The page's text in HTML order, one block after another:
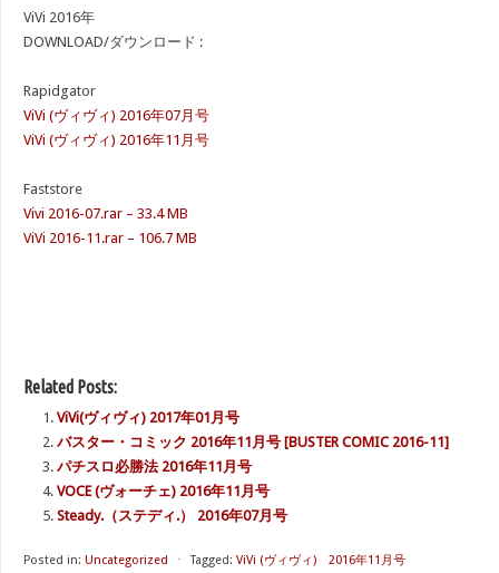
ViVi 2016年
DOWNLOAD/ダウンロード :
Rapidgator
ViVi (ヴィヴィ) 2016年07月号
ViVi (ヴィヴィ) 2016年11月号
Faststore
Vivi 2016-07.rar – 33.4 MB
ViVi 2016-11.rar – 106.7 MB
Related Posts:
ViVi(ヴィヴィ) 2017年01月号
バスター・コミック 2016年11月号 [BUSTER COMIC 2016-11]
パチスロ必勝法 2016年11月号
VOCE (ヴォーチェ) 2016年11月号
Steady.（ステディ.） 2016年07月号
Posted in: Uncategorized ⋅ Tagged: ViVi (ヴィヴィ) 2016年11月号